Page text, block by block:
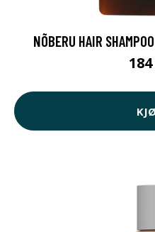
NÕBERU HAIR